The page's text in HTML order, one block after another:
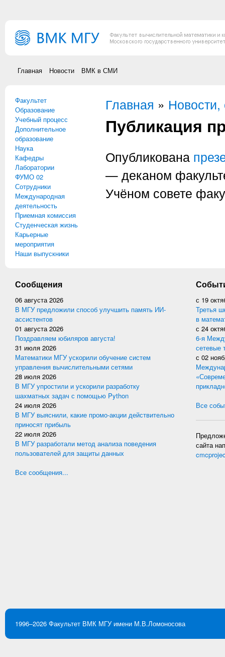
Главная Новости ВМК в СМИ
Факультет
Образование
Учебный процесс
Дополнительное
образование
Наука
Кафедры
Лаборатории
ФУМО 02
Сотрудники
Международная
деятельность
Приемная комиссия
Студенческая жизнь
Карьерные
мероприятия
Наши выпускники
Вы здесь
Главная »
Публикация
Опубликована
— деканом
Учёном совете
Сообщения
06 августа 2026
В МГУ предложили способ улучшить память ИИ-
ассистентов
01 августа 2026
Поздравляем юбиляров августа!
31 июля 2026
Математики МГУ ускорили обучение систем
управления вычислительными сетями
28 июля 2026
В МГУ упростили и ускорили разработку
шахматных задач с помощью Python
24 июля 2026
В МГУ выяснили, какие промо-акции действительно
приносят прибыль
22 июля 2026
В МГУ разработали метод анализа поведения
пользователей для защиты данных
Все сообщения...
с 19
Третья
в
с 24
6-я
сетевые
с 02
Все
сайта
1996–2026 Факультет ВМК МГУ имени М.В.Ломоносова